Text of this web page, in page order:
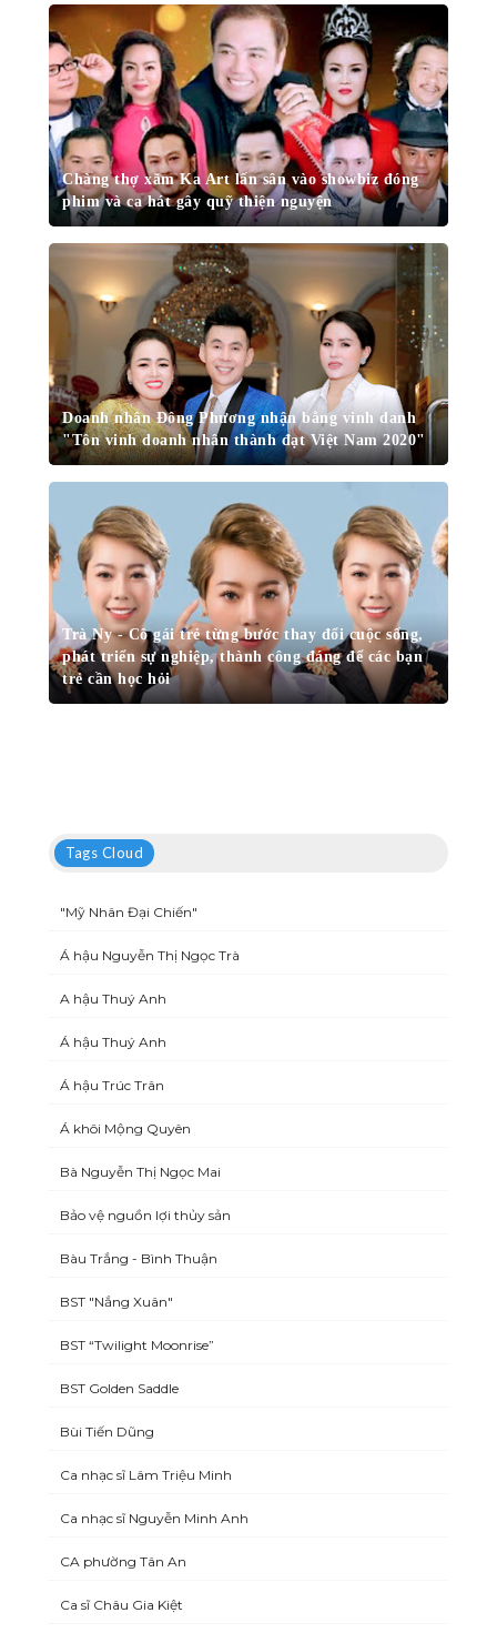
Chàng thợ xăm Ka Art lấn sân vào showbiz đóng
phim và ca hát gây quỹ thiện nguyện
Doanh nhân Đông Phương nhận bằng vinh danh
"Tôn vinh doanh nhân thành đạt Việt Nam 2020"
Trà Ny - Cô gái trẻ từng bước thay đổi cuộc sống,
phát triển sự nghiệp, thành công đáng để các bạn
trẻ cần học hỏi
Tags Cloud
"Mỹ Nhân Đại Chiến"
Á hậu Nguyễn Thị Ngọc Trà
A hậu Thuý Anh
Á hậu Thuý Anh
Á hậu Trúc Trân
Á khôi Mộng Quyên
Bà Nguyễn Thị Ngọc Mai
Bảo vệ nguồn lợi thủy sản
Bàu Trắng - Bình Thuận
BST "Nắng Xuân"
BST “Twilight Moonrise”
BST Golden Saddle
Bùi Tiến Dũng
Ca nhạc sĩ Lâm Triệu Minh
Ca nhạc sĩ Nguyễn Minh Anh
CA phường Tân An
Ca sĩ Châu Gia Kiệt